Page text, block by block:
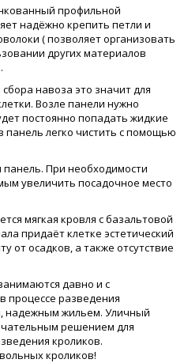
профильной
надёжно крепить петли и
( позволяет организовать
других материалов
навоза это значит для
Возле панели нужно
постоянно попадать жидкие
панель легко чистить с помощью
При необходимости
увеличить посадочное место
мягкая кровля с базальтовой
придаёт клетке эстетический
от осадков, а также отсутствие
давно и с
процессе разведения
надежным жильем. Уличный
решением для
кроликов.
кроликов!